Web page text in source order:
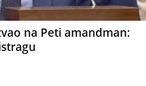
na Peti amandman: